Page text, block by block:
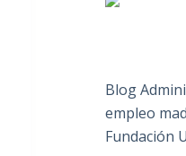
Blog
empleo
Fundación